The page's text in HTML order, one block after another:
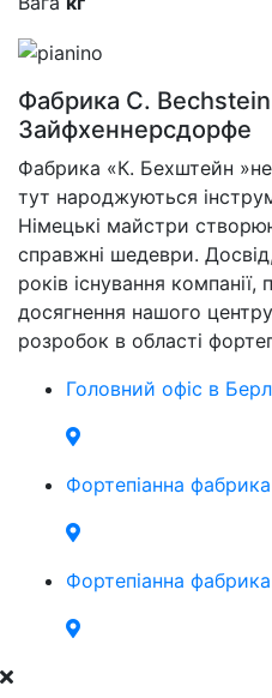
Фабрика C.
Зайфхеннерсдорфе
Фабрика «К. Бехштейн »не
тут народжуються
Німецькі майстри
справжні шедеври.
років існування
досягнення нашого
розробок в області
Головний офіс в
Фортепіанна
Фортепіанна